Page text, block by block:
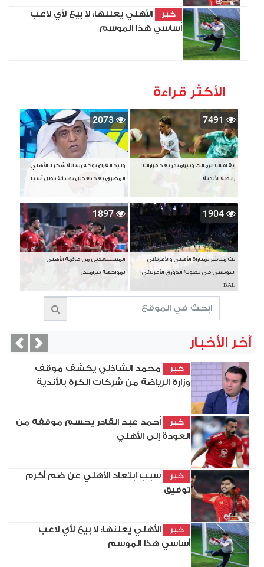
خبر
الأهلي يعلنها: لا بيع لأي لاعب
أساسي هذا الموسم
الأكثر قراءة
7491
إيقافات الزمالك وبيراميدز بعد قرارات
رابطة الأندية
2073
وليد الفراج يوجه رسالة شكر لـ الأهلي
المصري بعد تعديل تهنئة بطل آسيا
1904
بث مباشر لمباراة الأهلي والأفريقي
التونسي في بطولة الدوري الأفريقي
BAL
1897
المستبعدين من قائمة الأهلي
لمواجهة بيراميدز
آخر الأخبار
خبر
محمد الشاذلي يكشف موقف
وزارة الرياضة من شركات الكرة بالأندية
خبر
أحمد عبد القادر يحسم موقفه من
العودة إلى الأهلي
خبر
سبب ابتعاد الأهلي عن ضم أكرم
توفيق
خبر
الأهلي يعلنها: لا بيع لأي لاعب
أساسي هذا الموسم
Next